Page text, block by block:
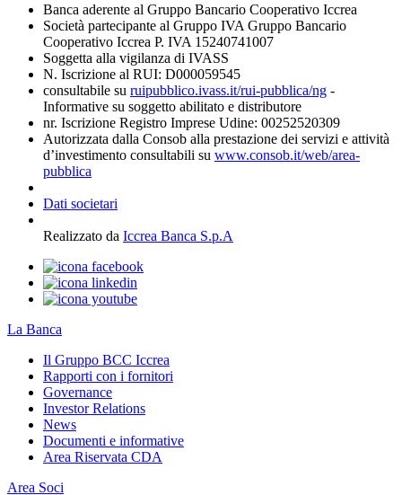
Banca aderente al Gruppo Bancario Cooperativo Iccrea
Società partecipante al Gruppo IVA Gruppo Bancario
Cooperativo Iccrea P. IVA 15240741007
Soggetta alla vigilanza di IVASS
N. Iscrizione al RUI: D000059545
consultabile su ruipubblico.ivass.it/rui-pubblica/ng -
Informative su soggetto abilitato e distributore
nr. Iscrizione Registro Imprese Udine: 00252520309
Autorizzata dalla Consob alla prestazione dei servizi e attività
d’investimento consultabili su www.consob.it/web/area-
pubblica
Dati societari
Realizzato da Iccrea Banca S.p.A
La Banca
Il Gruppo BCC Iccrea
Rapporti con i fornitori
Governance
Investor Relations
News
Documenti e informative
Area Riservata CDA
Area Soci